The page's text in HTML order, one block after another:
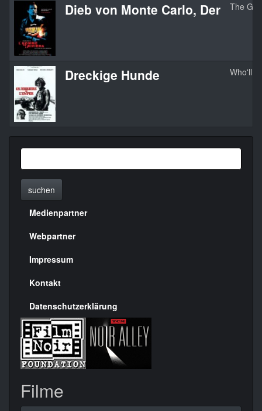
Dieb von Monte Carlo, Der The
Dreckige Hunde Who'll
suchen
Menülinks
rechte
Seite
Medienpartner
Webpartner
Impressum
Kontakt
Datenschutzerklärung
Filme